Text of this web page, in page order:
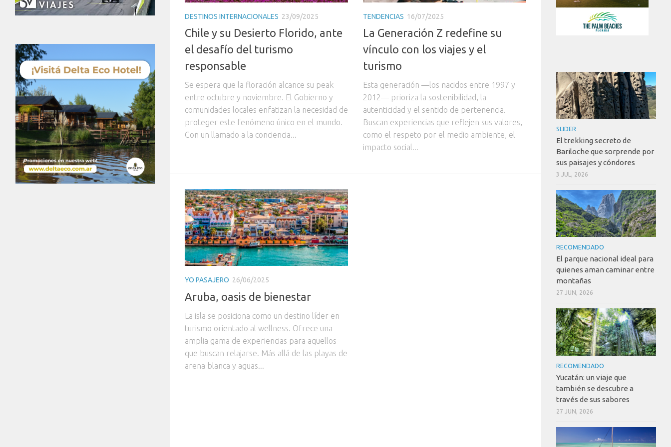
DESTINOS INTERNACIONALES 23/09/2025
Chile y su Desierto Florido, ante
el desafío del turismo
responsable
Se espera que la floración alcance su peak
entre octubre y noviembre. El Gobierno y
comunidades locales enfatizan la necesidad de
proteger este fenómeno único en el mundo.
Con un llamado a la conciencia...
TENDENCIAS 16/07/2025
La Generación Z redefine su
vínculo con los viajes y el
turismo
Esta generación —los nacidos entre 1997 y
2012— prioriza la sostenibilidad, la
autenticidad y el sentido de pertenencia.
Buscan experiencias que reflejen sus valores,
como el respeto por el medio ambiente, el
impacto social...
YO PASAJERO 26/06/2025
Aruba, oasis de bienestar
La isla se posiciona como un destino líder en
turismo orientado al wellness. Ofrece una
amplia gama de experiencias para aquellos
que buscan relajarse. Más allá de las playas de
arena blanca y aguas...
SLIDER
El trekking secreto de
Bariloche que sorprende por
sus paisajes y cóndores
3 JUL, 2026
RECOMENDADO
El parque nacional ideal para
quienes aman caminar entre
montañas
27 JUN, 2026
RECOMENDADO
Yucatán: un viaje que
también se descubre a
través de sus sabores
27 JUN, 2026